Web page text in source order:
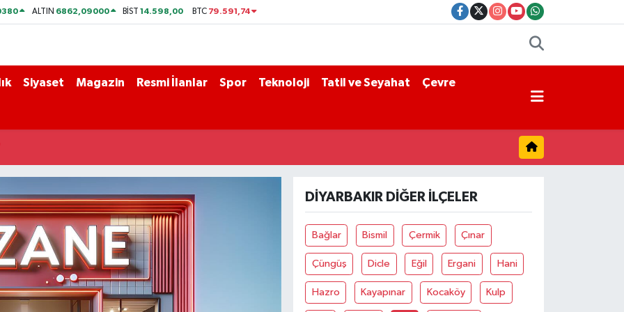
ALTIN 6862,09000 BİST14.598,00 BTC 79.591,74
Siyaset Magazin Resmi İlanlar Spor Teknoloji Tatil ve Seyahat Çevre
DIYARBAKIR DIĞER İLÇELER
Bağlar Bismil Çermik Çınar
Çüngüş Dicle Eğil Ergani Hani
Hazro Kayapınar Kocaköy Kulp